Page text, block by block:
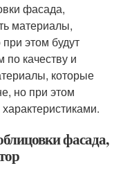
фасада,
материалы,
этом будут
качеству и
которые
но при этом
фасада,